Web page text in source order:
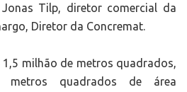
Jonas Tilp, diretor comercial da
Diretor da Concremat.
milhão de metros quadrados,
quadrados de área